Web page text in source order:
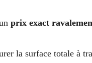
prix exact
la surface totale à